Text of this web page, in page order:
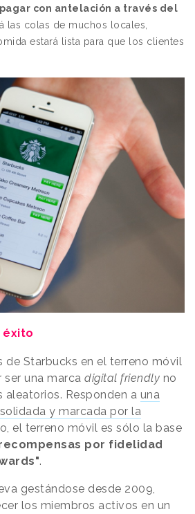
con antelación a través del
las colas de muchos locales,
estará lista para que los clientes
éxito
de Starbucks en el terreno móvil
una marca digital friendly no
aleatorios. Responden a una
y marcada por la
el terreno móvil es sólo la base
por fidelidad
.
gestándose desde 2009,
los miembros activos en un